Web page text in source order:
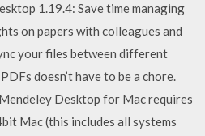
1.19.4: Save time managing
on papers with colleagues and
your files between different
doesn’t have to be a chore.
Desktop for Mac requires
Mac (this includes all systems